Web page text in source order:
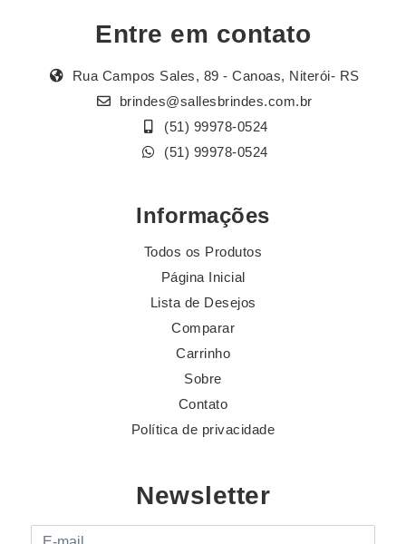
Entre em contato
Rua Campos Sales, 89 - Canoas, Niterói- RS
brindes@sallesbrindes.com.br
(51) 99978-0524
(51) 99978-0524
Informações
Todos os Produtos
Página Inicial
Lista de Desejos
Comparar
Carrinho
Sobre
Contato
Política de privacidade
Newsletter
E-mail